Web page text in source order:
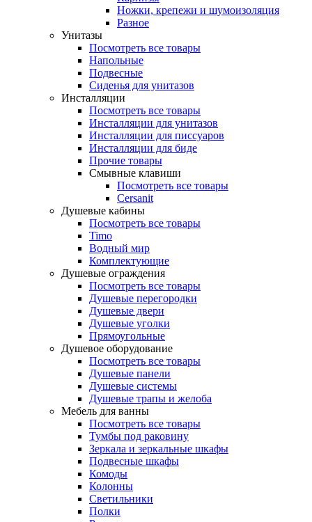
Ножки, крепежи и шумоизоляция
Разное
Унитазы
Посмотреть все товары
Напольные
Подвесные
Сиденья для унитазов
Инсталляции
Посмотреть все товары
Инсталляции для унитазов
Инсталляции для писсуаров
Инсталляции для биде
Прочие товары
Смывные клавиши
Посмотреть все товары
Cersanit
Душевые кабины
Посмотреть все товары
Timo
Водный мир
Комплектующие
Душевые ограждения
Посмотреть все товары
Душевые перегородки
Душевые двери
Душевые уголки
Прямоугольные
Душевое оборудование
Посмотреть все товары
Душевые панели
Душевые системы
Душевые трапы и желоба
Мебель для ванны
Посмотреть все товары
Тумбы под раковину
Зеркала и зеркальные шкафы
Подвесные шкафы
Комоды
Колонны
Светильники
Полки